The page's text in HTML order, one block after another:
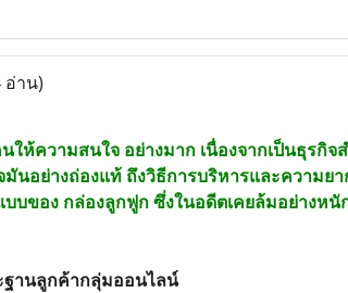
อ่าน)
ให้ความสนใจ อย่างมาก เนื่องจากเป็นธุ
อย่างถ่องแท้ ถึงวิธีการบริหารและความยา
บของ กล่องลูกฟูก ซึ่งในอดีตเคยล้มอย่างห
ฐานลูกค้ากลุ่มออนไลน์